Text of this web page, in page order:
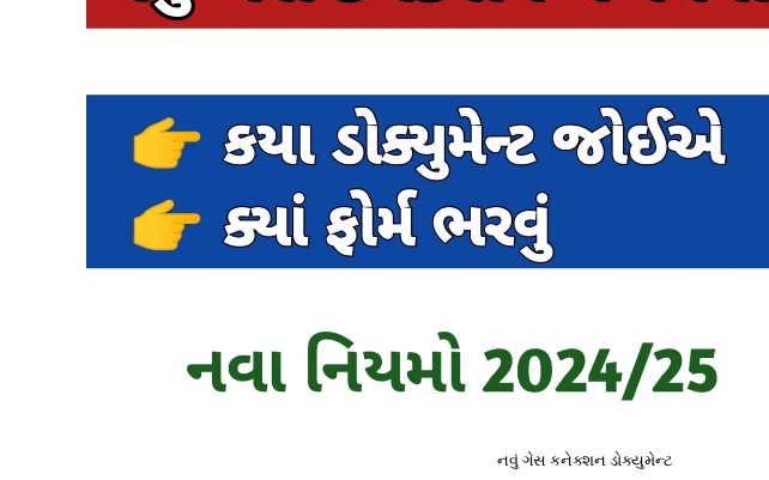
નવું ગેસ કનેક્શન ડોક્યુમેન્ટ